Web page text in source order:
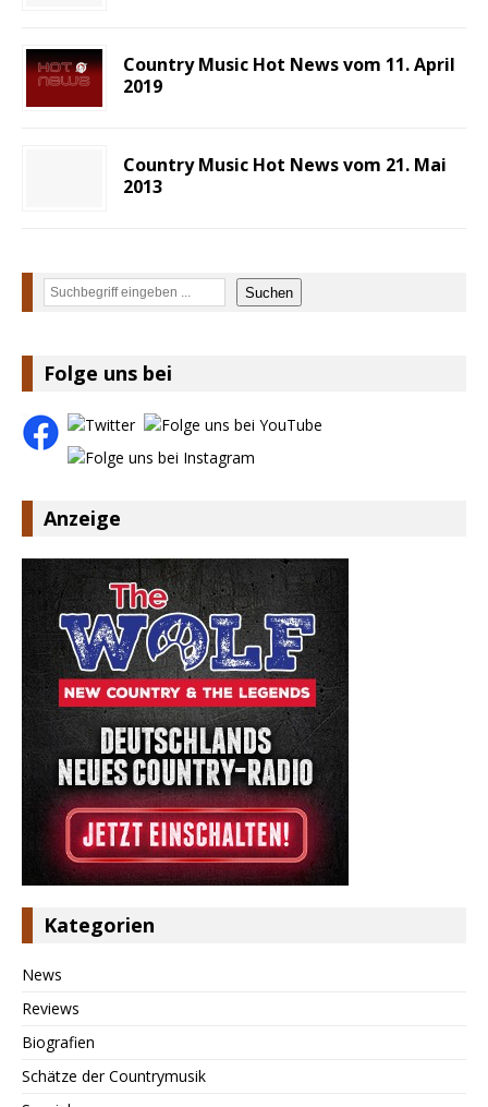
Country Music Hot News vom 11. April
2019
Country Music Hot News vom 21. Mai
2013
Suchen Suchen
Folge uns bei
Anzeige
Kategorien
News
Reviews
Biografien
Schätze der Countrymusik